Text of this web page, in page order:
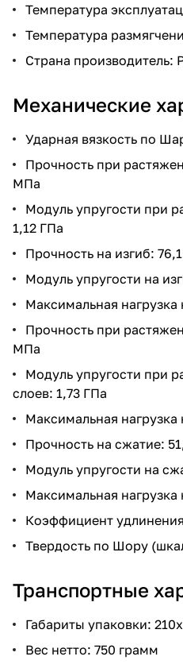
Температура
Температура
Страна производитель:
Механические
Ударная вязкость по
Прочность при
МПа
Модуль упругости при
1,12 ГПа
Прочность на изгиб:
Модуль упругости на
Максимальная нагрузка
Прочность при
МПа
Модуль упругости при
слоев: 1,73 ГПа
Максимальная
Прочность на сжатие:
Модуль упругости на
Максимальная
Коэффициент
Твердость по Шору
Транспортные
Габариты упаковки:
Вес нетто: 750 грамм